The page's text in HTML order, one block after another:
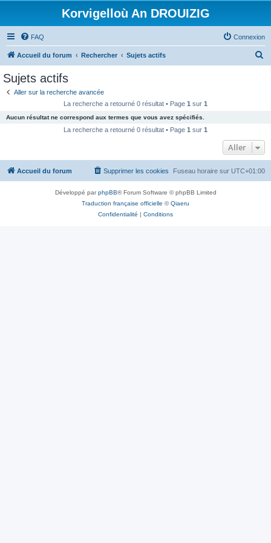
Korvigelloù An DROUIZIG
FAQ Connexion
Accueil du forum Rechercher Sujets actifs
c
e
Sujets actifs
Aller sur la recherche avancée
La recherche a retourné 0 résultat • Page 1 sur 1
Aucun résultat ne correspond aux termes que vous avez spécifiés.
La recherche a retourné 0 résultat • Page 1 sur 1
Aller
Accueil du forum Fuseau horaire sur UTC+01:00
Supprimer les cookies
Développé parphpBB® Forum Software © phpBB Limited
Traduction française officielle ©Qiaeru
Confidentialité | Conditions